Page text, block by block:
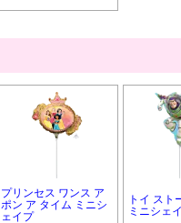
プリンセス ワンス ア
ポン ア タイム ミニシ
ェイプ
トイ スト
ミニシェ